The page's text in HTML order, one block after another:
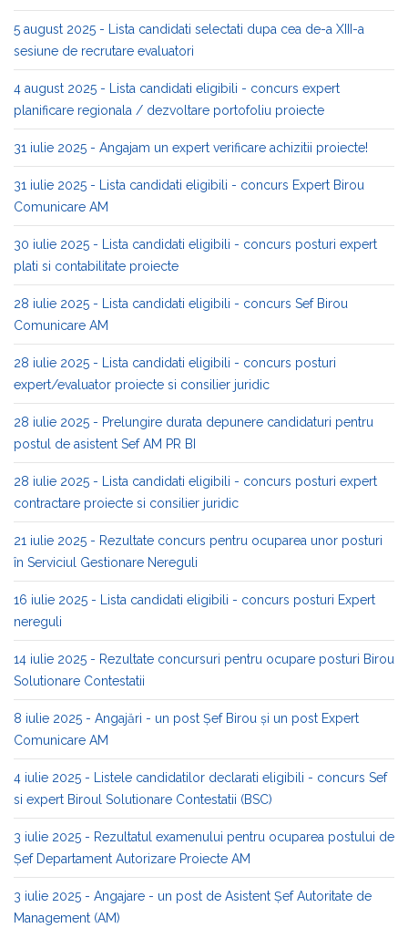
5 august 2025 - Lista candidati selectati dupa cea de-a XIII-a
sesiune de recrutare evaluatori
4 august 2025 - Lista candidati eligibili - concurs expert
planificare regionala / dezvoltare portofoliu proiecte
31 iulie 2025 - Angajam un expert verificare achizitii proiecte!
31 iulie 2025 - Lista candidati eligibili - concurs Expert Birou
Comunicare AM
30 iulie 2025 - Lista candidati eligibili - concurs posturi expert
plati si contabilitate proiecte
28 iulie 2025 - Lista candidati eligibili - concurs Sef Birou
Comunicare AM
28 iulie 2025 - Lista candidati eligibili - concurs posturi
expert/evaluator proiecte si consilier juridic
28 iulie 2025 - Prelungire durata depunere candidaturi pentru
postul de asistent Sef AM PR BI
28 iulie 2025 - Lista candidati eligibili - concurs posturi expert
contractare proiecte si consilier juridic
21 iulie 2025 - Rezultate concurs pentru ocuparea unor posturi
în Serviciul Gestionare Nereguli
16 iulie 2025 - Lista candidati eligibili - concurs posturi Expert
nereguli
14 iulie 2025 - Rezultate concursuri pentru ocupare posturi Birou
Solutionare Contestatii
8 iulie 2025 - Angajări - un post Șef Birou și un post Expert
Comunicare AM
4 iulie 2025 - Listele candidatilor declarati eligibili - concurs Sef
si expert Biroul Solutionare Contestatii (BSC)
3 iulie 2025 - Rezultatul examenului pentru ocuparea postului de
Șef Departament Autorizare Proiecte AM
3 iulie 2025 - Angajare - un post de Asistent Șef Autoritate de
Management (AM)